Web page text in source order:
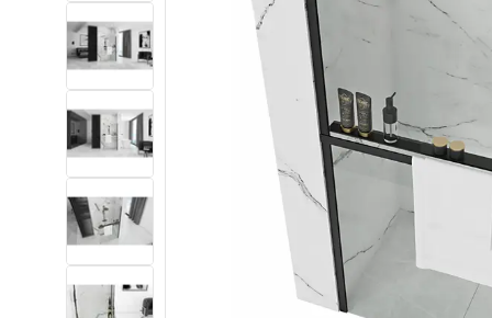
Odpływy liniowe
Toalety, ubikacje
Umywalki
Wanny i parawany
Baterie